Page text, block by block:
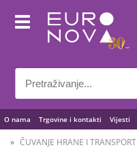
O nama Trgovine i kontakti Vijesti
ČUVANJE HRANE I TRANSPORT